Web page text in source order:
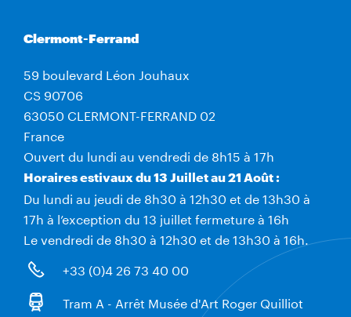
Clermont-Ferrand
59 boulevard Léon Jouhaux
CS 90706
63050 CLERMONT-FERRAND 02
France
Ouvert du lundi au vendredi de 8h15 à 17h
Horaires estivaux du 13 Juillet au 21 Août :
Du lundi au jeudi de 8h30 à 12h30 et de 13h30 à
17h à l’exception du 13 juillet fermeture à 16h
Le vendredi de 8h30 à 12h30 et de 13h30 à 16h.
+33 (0)4 26 73 40 00
Tram A - Arrêt Musée d'Art Roger Quilliot